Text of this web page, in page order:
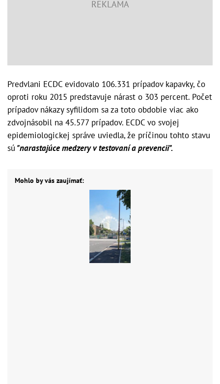
Predvlani ECDC evidovalo 106.331 prípadov kapavky, čo
oproti roku 2015 predstavuje nárast o 303 percent. Počet
prípadov nákazy syfilidom sa za toto obdobie viac ako
zdvojnásobil na 45.577 prípadov. ECDC vo svojej
epidemiologickej správe uviedla, že príčinou tohto stavu
sú "narastajúce medzery v testovaní a prevencii".
Mohlo by vás zaujímať: